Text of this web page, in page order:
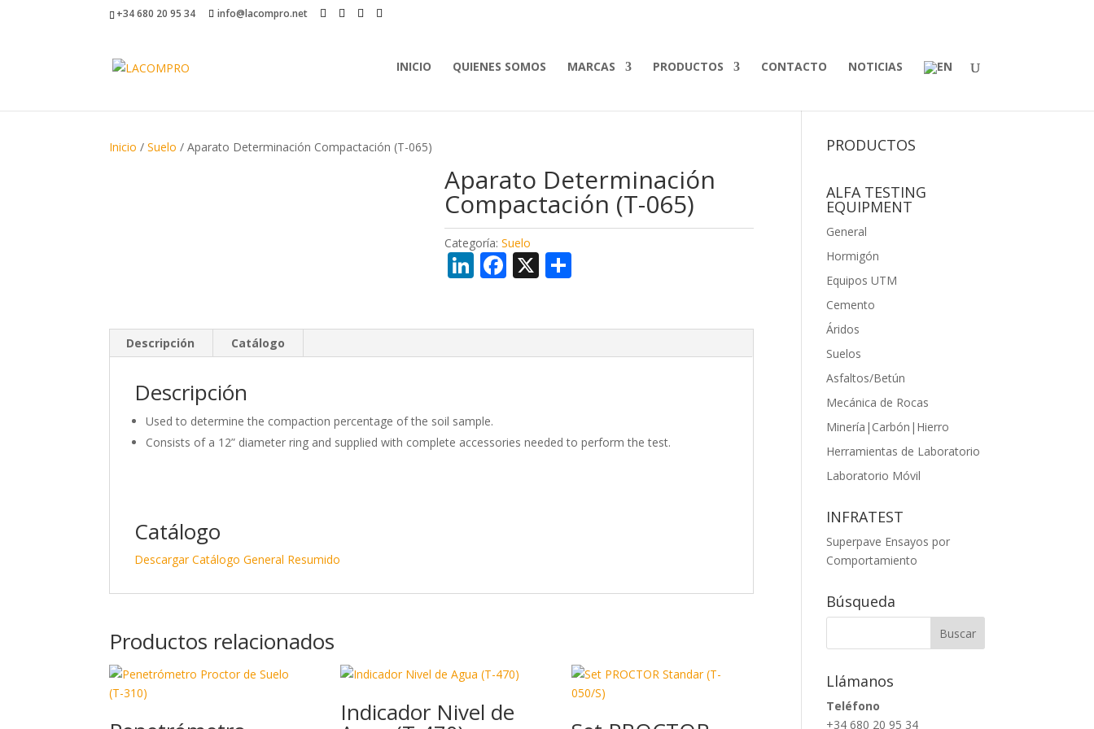
+34 680 20 95 34 info@lacompro.net
INICIO QUIENES SOMOS MARCAS PRODUCTOS CONTACTO NOTICIAS
Inicio /Suelo / Aparato Determinación Compactación (T-065)
Aparato Determinación
Compactación (T-065)
Categoría:Suelo
Li
dI
F
o
X
ar
Descripción Catálogo
Descripción
Used to determine the compaction percentage of the soil sample.
Consists of a 12” diameter ring and supplied with complete accessories needed to perform the test.
Catálogo
Descargar Catálogo General Resumido
Productos relacionados
Indicador Nivel de
PRODUCTOS
ALFA TESTING
EQUIPMENT
General
Hormigón
Equipos UTM
Cemento
Áridos
Suelos
Asfaltos/Betún
Mecánica de Rocas
Minería|Carbón|Hierro
Herramientas de Laboratorio
Laboratorio Móvil
INFRATEST
Superpave Ensayos por
Comportamiento
Búsqueda
Llámanos
Teléfono
+34 680 20 95 34